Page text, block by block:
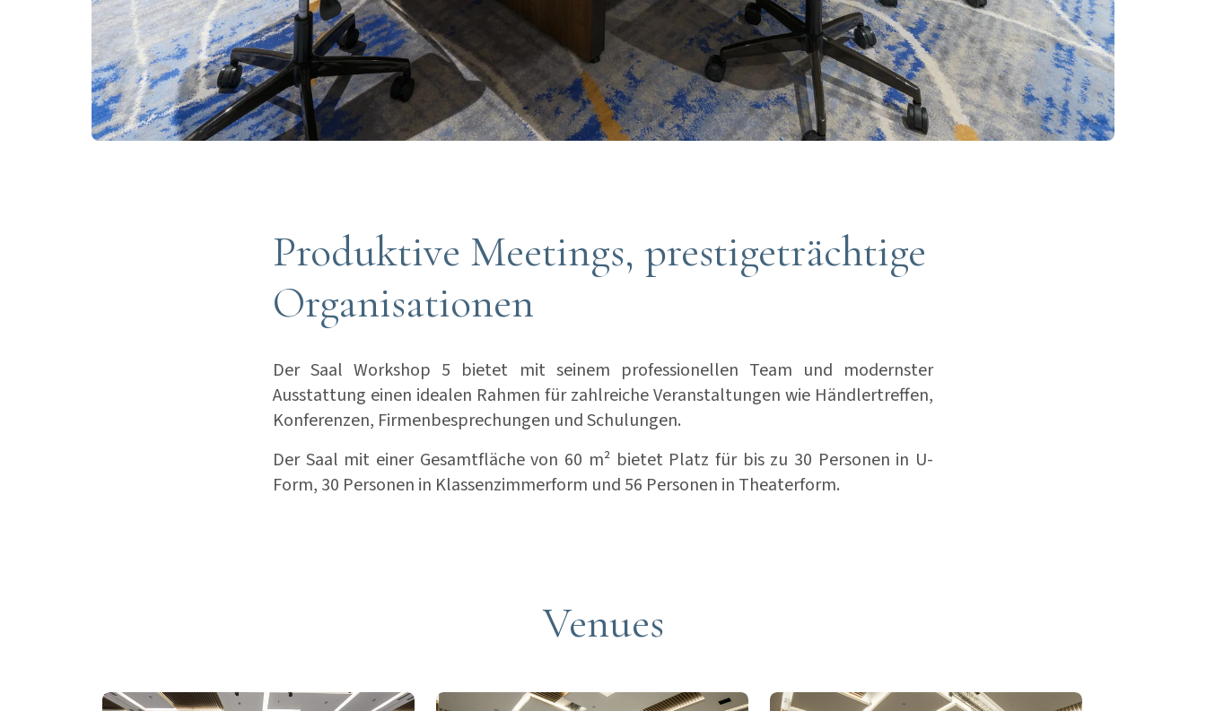
Produktive Meetings, prestigeträchtige
Organisationen
Der Saal Workshop 5 bietet mit seinem professionellen Team und modernster
Ausstattung einen idealen Rahmen für zahlreiche Veranstaltungen wie Händlertreffen,
Konferenzen, Firmenbesprechungen und Schulungen.
Der Saal mit einer Gesamtfläche von 60 m² bietet Platz für bis zu 30 Personen in U-
Form, 30 Personen in Klassenzimmerform und 56 Personen in Theaterform.
Venues